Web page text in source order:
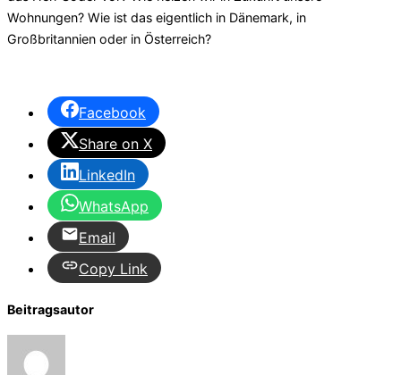
Wohnungen? Wie ist das eigentlich in Dänemark, in
Großbritannien oder in Österreich?
Facebook
Share on X
LinkedIn
WhatsApp
Email
Copy Link
Beitragsautor